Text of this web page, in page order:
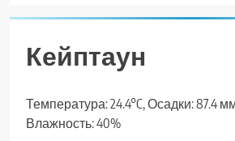
Кейптаун
Температура: 24.4°C, Осадки: 87.4
Влажность: 40%